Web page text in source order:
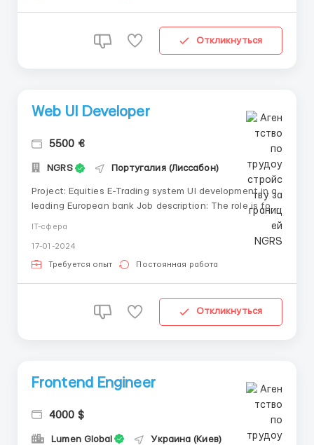
Откликнуться
Web UI Developer
5500 €
NGRS Португалия (Лиссабон)
Project: Equities E-Trading system UI development in a
leading European bank Job description: The role is for
an experienced web/fullstack developer to renovate UI
Platform. This is an onsite hybrid position. Salary level
is up to 80K Euro / year gr...
IT-сфера
17-01-2024
Требуется опыт Постоянная работа
Откликнуться
Frontend Engineer
4000 $
Lumen Global Украина (Киев)